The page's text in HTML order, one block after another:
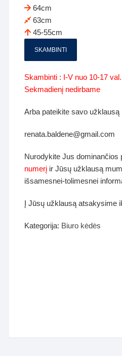
64cm
63cm
45-55cm
SKAMBINTI
Skambinti : I-V nuo 10-17
Sekmadienį nedirbame
Arba pateikite savo užklausą
renata.baldene@gmail.com
Nurodykite Jus dominančios
numerį ir Jūsų užklausą
išsamesnei-tolimesnei
Į Jūsų užklausą atsakysime
Kategorija: Biuro kėdės